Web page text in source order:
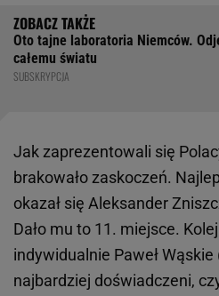
Oto tajne laboratoria Niemców.
całemu światu
SUBSKRYPCJA
Jak zaprezentowali się
brakowało zaskoczeń.
okazał się Aleksander
Dało mu to 11. miejsce.
indywidualnie Paweł
najbardziej doświadczeni,